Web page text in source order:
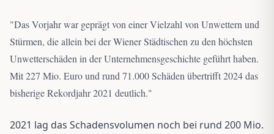
"Das Vorjahr war geprägt von einer Vielzahl von Unwettern und
Stürmen, die allein bei der Wiener Städtischen zu den höchsten
Unwetterschäden in der Unternehmensgeschichte geführt haben.
Mit 227 Mio. Euro und rund 71.000 Schäden übertrifft 2024 das
bisherige Rekordjahr 2021 deutlich."
2021 lag das Schadensvolumen noch bei rund 200 Mio.